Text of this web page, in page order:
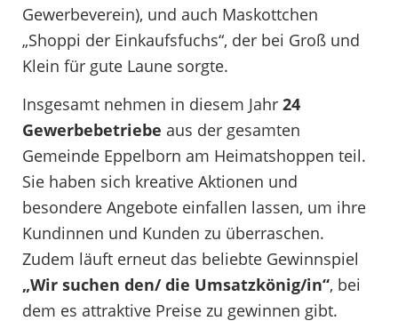
Gewerbeverein), und auch Maskottchen
„Shoppi der Einkaufsfuchs“, der bei Groß und
Klein für gute Laune sorgte.
Insgesamt nehmen in diesem Jahr 24
Gewerbebetriebe aus der gesamten
Gemeinde Eppelborn am Heimatshoppen teil.
Sie haben sich kreative Aktionen und
besondere Angebote einfallen lassen, um ihre
Kundinnen und Kunden zu überraschen.
Zudem läuft erneut das beliebte Gewinnspiel
„Wir suchen den/ die Umsatzkönig/in“, bei
dem es attraktive Preise zu gewinnen gibt.